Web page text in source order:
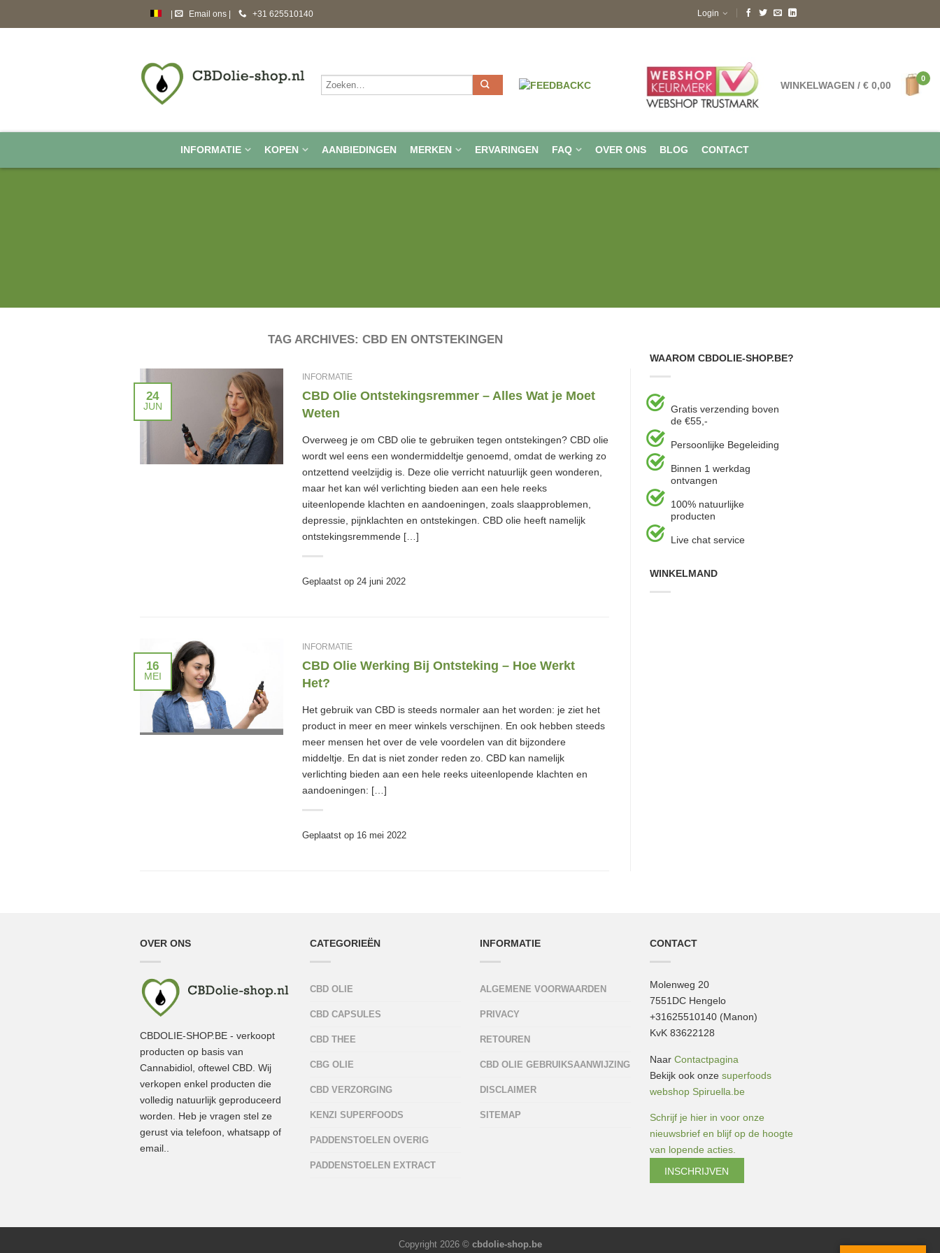
cbdoil-shop.co.uk
Email ons| +31 625510140 Login
WINKELWAGEN / € 0,00
0
INFORMATIE KOPEN AANBIEDINGEN MERKEN ERVARINGEN FAQ OVER ONS BLOG CONTACT
TAG ARCHIVES: CBD EN ONTSTEKINGEN
24
JUN
INFORMATIE
CBD Olie Ontstekingsremmer – Alles Wat je Moet
Weten
Overweeg je om CBD olie te gebruiken tegen ontstekingen? CBD olie
wordt wel eens een wondermiddeltje genoemd, omdat de werking zo
ontzettend veelzijdig is. Deze olie verricht natuurlijk geen wonderen,
maar het kan wél verlichting bieden aan een hele reeks
uiteenlopende klachten en aandoeningen, zoals slaapproblemen,
depressie, pijnklachten en ontstekingen. CBD olie heeft namelijk
ontstekingsremmende […]
Geplaatst op24 juni 2022
16
MEI
INFORMATIE
CBD Olie Werking Bij Ontsteking – Hoe Werkt
Het?
Het gebruik van CBD is steeds normaler aan het worden: je ziet het
product in meer en meer winkels verschijnen. En ook hebben steeds
meer mensen het over de vele voordelen van dit bijzondere
middeltje. En dat is niet zonder reden zo. CBD kan namelijk
verlichting bieden aan een hele reeks uiteenlopende klachten en
aandoeningen: […]
Geplaatst op 16 mei 2022
WAAROM CBDOLIE-SHOP.BE?
Gratis verzending boven
de €55,-
Persoonlijke Begeleiding
Binnen 1 werkdag
ontvangen
100% natuurlijke
producten
Live chat service
WINKELMAND
OVER ONS
CBDOLIE-SHOP.BE - verkoopt
producten op basis van
Cannabidiol, oftewel CBD. Wij
verkopen enkel producten die
volledig natuurlijk geproduceerd
worden. Heb je vragen stel ze
gerust via telefoon, whatsapp of
email..
CATEGORIEËN
CBD OLIE
CBD CAPSULES
CBD THEE
CBG OLIE
CBD VERZORGING
KENZI SUPERFOODS
PADDENSTOELEN OVERIG
PADDENSTOELEN EXTRACT
INFORMATIE
ALGEMENE VOORWAARDEN
PRIVACY
RETOUREN
CBD OLIE GEBRUIKSAANWIJZING
DISCLAIMER
SITEMAP
CONTACT
Molenweg 20
7551DC Hengelo
+31625510140 (Manon)
KvK 83622128
Naar Contactpagina
Bekijk ook onze superfoods
webshop Spiruella.be
Schrijf je hier in voor onze
nieuwsbrief en blijf op de hoogte
van lopende acties.
INSCHRIJVEN
Copyright 2026 © cbdolie-shop.be